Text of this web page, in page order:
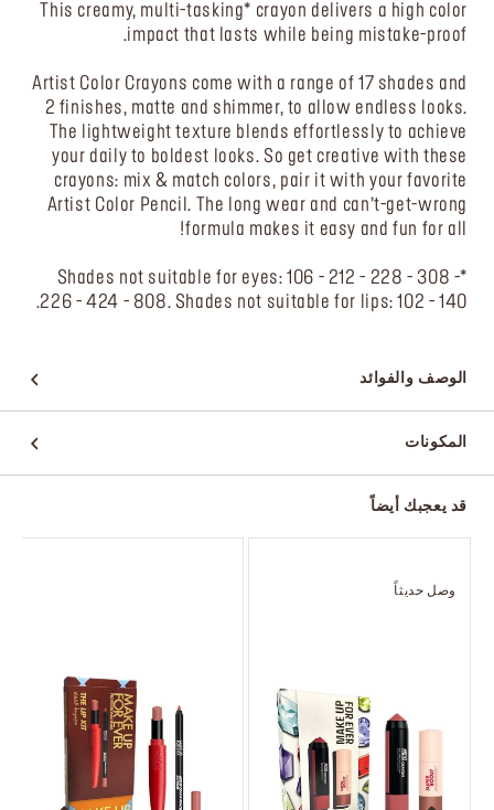
This creamy, multi-tasking* crayon delivers a high color
impact that lasts while being mistake-proof.
Artist Color Crayons come with a range of 17 shades and
2 finishes, matte and shimmer, to allow endless looks.
The lightweight texture blends effortlessly to achieve
your daily to boldest looks. So get creative with these
crayons: mix & match colors, pair it with your favorite
Artist Color Pencil. The long wear and can’t-get-wrong
formula makes it easy and fun for all!
*Shades not suitable for eyes: 106 - 212 - 228 - 308 -
226 - 424 - 808. Shades not suitable for lips: 102 - 140.
الوصف والفوائد
المكونات
قد يعجبك أيضاً
وصل حديثاً